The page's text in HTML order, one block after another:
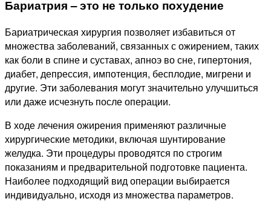
Бариатрия – это не только похудение
Бариатрическая хирургия позволяет избавиться от
множества заболеваний, связанных с ожирением, таких
как боли в спине и суставах, апноэ во сне, гипертония,
диабет, депрессия, импотенция, бесплодие, мигрени и
другие. Эти заболевания могут значительно улучшиться
или даже исчезнуть после операции.
В ходе лечения ожирения применяют различные
хирургические методики, включая шунтирование
желудка. Эти процедуры проводятся по строгим
показаниям и предварительной подготовке пациента.
Наиболее подходящий вид операции выбирается
индивидуально, исходя из множества параметров.